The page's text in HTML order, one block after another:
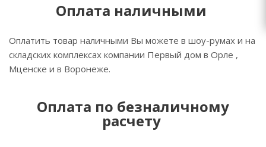
Оплата наличными
Оплатить товар наличными Вы можете в шоу-румах и на
складских комплексах компании Первый дом в Орле ,
Мценске и в Воронеже.
Оплата по безналичному
расчету